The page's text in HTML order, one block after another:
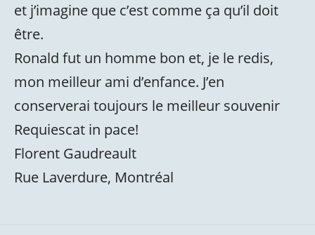
et j’imagine que c’est comme ça qu’il doit
être.
Ronald fut un homme bon et, je le redis,
mon meilleur ami d’enfance. J’en
conserverai toujours le meilleur souvenir
Requiescat in pace!
Florent Gaudreault
Rue Laverdure, Montréal